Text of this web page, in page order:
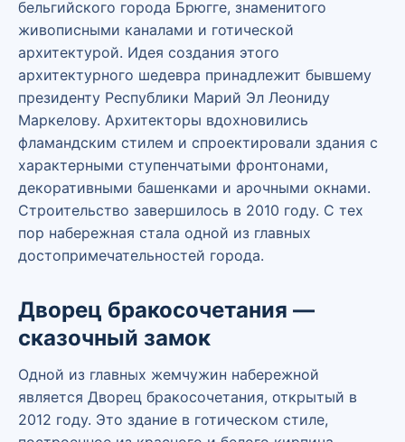
бельгийского города Брюгге, знаменитого
живописными каналами и готической
архитектурой. Идея создания этого
архитектурного шедевра принадлежит бывшему
президенту Республики Марий Эл Леониду
Маркелову. Архитекторы вдохновились
фламандским стилем и спроектировали здания с
характерными ступенчатыми фронтонами,
декоративными башенками и арочными окнами.
Строительство завершилось в 2010 году. С тех
пор набережная стала одной из главных
достопримечательностей города.
Дворец бракосочетания —
сказочный замок
Одной из главных жемчужин набережной
является Дворец бракосочетания, открытый в
2012 году. Это здание в готическом стиле,